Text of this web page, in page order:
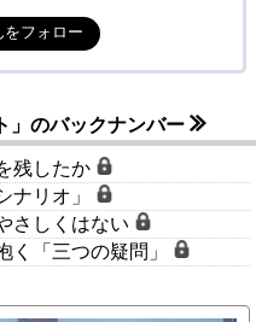
をフォロー
」のバックナンバー
残したか
ナリオ」
さしくはない
く「三つの疑問」